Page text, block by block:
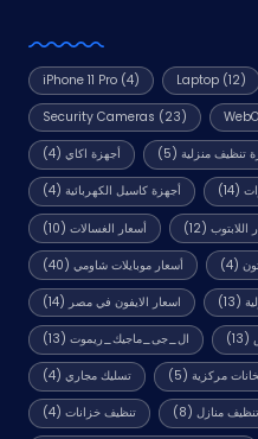
iPhone 11 Pro (4) Laptop(12)
Security Cameras (23)
أجهزة اكاي(4) تنظيف منزلية (5)
أجهزة كاسيل الكهربائية(4) (14)
أسعار الغسالات(10) اللابتوب (12)
أسعار موبايلات شاومي(40) (4)
اسعار الايفون في مصر (14) (13)
ال_جى_ماجيك_ريموت(13) (13)
تسليك مجاري(4) مركزية (5)
تنظيف خزانات(4) تنظيف منازل (8)